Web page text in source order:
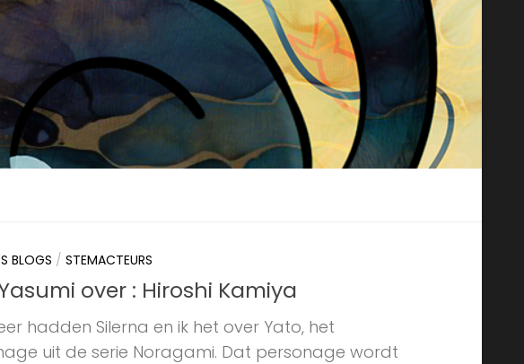
BLOGS / STEMACTEURS
over : Hiroshi Kamiya
hadden Silerna en ik het over Yato, het
uit de serie Noragami. Dat personage wordt